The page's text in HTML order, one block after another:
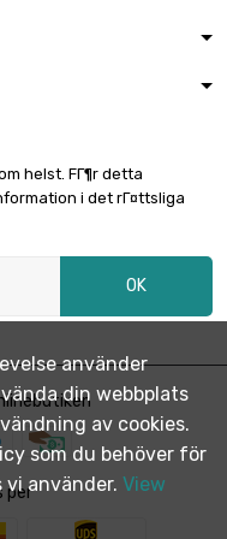
€ 
€ 
helst. FГ¶r detta
i det rГ¤ttsliga
OK
per
använder
din webbplats
av cookies.
som du behöver för
vi använder. View